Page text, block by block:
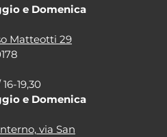
e Domenica
Matteotti 29
19,30
e Domenica
via San